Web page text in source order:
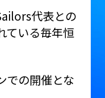
代表との
ている毎年恒
での開催とな